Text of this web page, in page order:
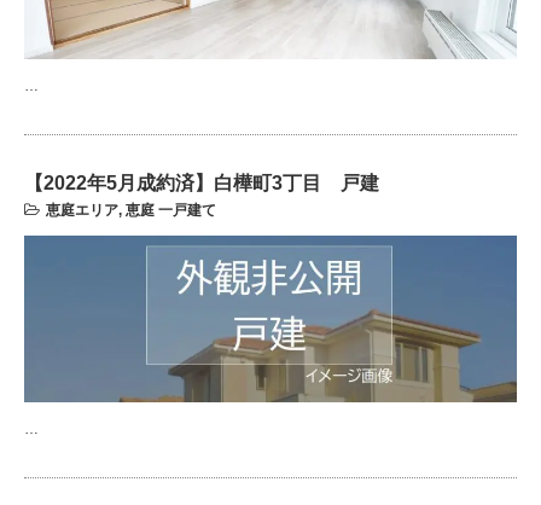
…
【2022年5月成約済】白樺町3丁目 戸建
恵庭エリア, 恵庭 一戸建て
…